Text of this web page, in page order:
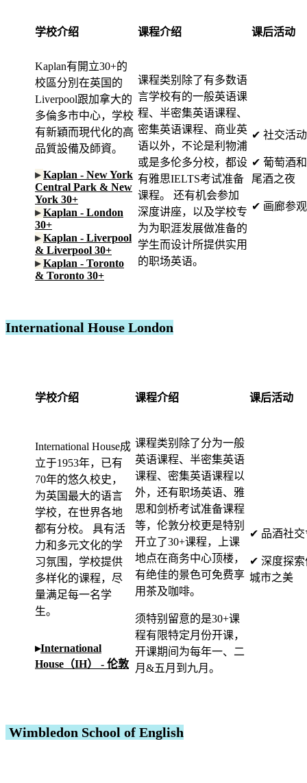
学校介绍 课程介绍 课后活动
Kaplan有開立30+的
校區分別在英国的
Liverpool跟加拿大的
多倫多市中心，学校
有新穎而現代化的高
品質設備及師資。
▸Kaplan - New York
Central Park & New
York 30+
▸Kaplan - London
30+
▸Kaplan - Liverpool
& Liverpool 30+
▸Kaplan - Toronto
& Toronto 30+
课程类别除了有多数语
言学校有的一般英语课
程、半密集英语课程、
密集英语课程、商业英
语以外，不论是利物浦
或是多伦多分校，都设
有雅思IELTS考试准备
课程。 还有机会参加
深度讲座，以及学校专
为为职涯发展做准备的
学生而设计所提供实用
的职场英语。
✔ 社交活动
✔ 葡萄酒
尾酒之夜
✔ 画廊参观
International House London
学校介绍 课程介绍 课后活动
International House成
立于1953年，已有
70年的悠久校史，
为英国最大的语言
学校，在世界各地
都有分校。 具有活
力和多元文化的学
习氛围，学校提供
多样化的课程，尽
量满足每一名学
生。
▸International
House（IH） - 伦敦
课程类别除了分为一般
英语课程、半密集英语
课程、密集英语课程以
外，还有职场英语、雅
思和剑桥考试准备课程
等，伦敦分校更是特别
开立了30+课程，上课
地点在商务中心顶楼，
有绝佳的景色可免费享
用茶及咖啡。
须特别留意的是30+课
程有限特定月份开课，
开课期间为每年一、二
月&五月到九月。
✔ 品酒社交
✔ 深度探索
城市之美
Wimbledon School of English